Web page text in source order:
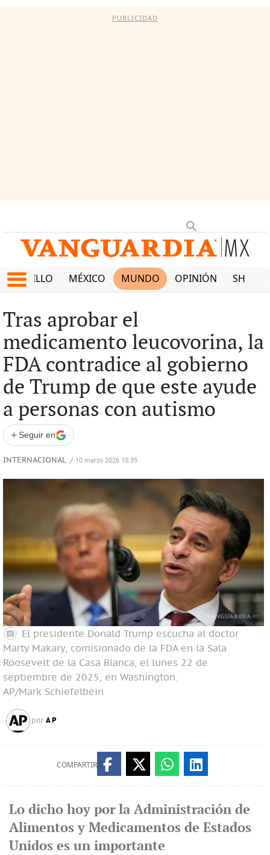
PUBLICIDAD
SALTILLO MÉXICO MUNDO OPINIÓN SHOW
Tras aprobar el
medicamento leucovorina, la
FDA contradice al gobierno
de Trump de que este ayude
a personas con autismo
+ Seguir en
INTERNACIONAL / 10 marzo 2026 15:35
El presidente Donald Trump escucha al doctor
Marty Makary, comisionado de la FDA en la Sala
Roosevelt de la Casa Blanca, el lunes 22 de
septiembre de 2025, en Washington.
AP/Mark Schiefelbein
por AP
COMPARTIR
Lo dicho hoy por la Administración de
Alimentos y Medicamentos de Estados
Unidos es un importante